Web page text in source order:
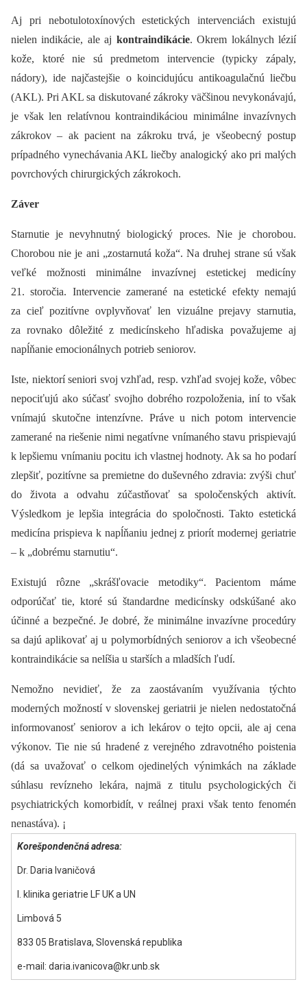
Aj pri nebotulotoxínových estetických intervenciách existujú
nielen indikácie, ale aj kontraindikácie. Okrem lokálnych lézií
kože, ktoré nie sú predmetom intervencie (typicky zápaly,
nádory), ide najčastejšie o koincidujúcu antikoagulačnú liečbu
(AKL). Pri AKL sa diskutované zákroky väčšinou nevykonávajú,
je však len relatívnou kontraindikáciou minimálne invazívnych
zákrokov –⁠ ak pacient na zákroku trvá, je všeobecný postup
prípadného vynechávania AKL liečby analogický ako pri malých
povrchových chirurgických zákrokoch.
Záver
Starnutie je nevyhnutný biologický proces. Nie je chorobou.
Chorobou nie je ani „zostarnutá koža“. Na druhej strane sú však
veľké možnosti minimálne invazívnej estetickej medicíny
21. storočia. Intervencie zamerané na estetické efekty nemajú
za cieľ pozitívne ovplyvňovať len vizuálne prejavy starnutia,
za rovnako dôležité z medicínskeho hľadiska považujeme aj
napĺňanie emocionálnych potrieb seniorov.
Iste, niektorí seniori svoj vzhľad, resp. vzhľad svojej kože, vôbec
nepociťujú ako súčasť svojho dobrého rozpoloženia, iní to však
vnímajú skutočne intenzívne. Práve u nich potom intervencie
zamerané na riešenie nimi negatívne vnímaného stavu prispievajú
k lepšiemu vnímaniu pocitu ich vlastnej hodnoty. Ak sa ho podarí
zlepšiť, pozitívne sa premietne do duševného zdravia: zvýši chuť
do života a odvahu zúčastňovať sa spoločenských aktivít.
Výsledkom je lepšia integrácia do spoločnosti. Takto estetická
medicína prispieva k napĺňaniu jednej z priorít modernej geriatrie
–⁠ k „dobrému starnutiu“.
Existujú rôzne „skrášľovacie metodiky“. Pacientom máme
odporúčať tie, ktoré sú štandardne medicínsky odskúšané ako
účinné a bezpečné. Je dobré, že minimálne invazívne procedúry
sa dajú aplikovať aj u polymorbídných seniorov a ich všeobecné
kontraindikácie sa nelíšia u starších a mladších ľudí.
Nemožno nevidieť, že za zaostávaním využívania týchto
moderných možností v slovenskej geriatrii je nielen nedostatočná
informovanosť seniorov a ich lekárov o tejto opcii, ale aj cena
výkonov. Tie nie sú hradené z verejného zdravotného poistenia
(dá sa uvažovať o celkom ojedinelých výnimkách na základe
súhlasu revízneho lekára, najmä z titulu psychologických či
psychiatrických komorbidít, v reálnej praxi však tento fenomén
nenastáva). ¡
Korešpondenčná adresa:
Dr. Daria Ivaničová
I. klinika geriatrie LF UK a UN
Limbová 5
833 05 Bratislava, Slovenská republika
e-mail: daria.ivanicova@kr.unb.sk